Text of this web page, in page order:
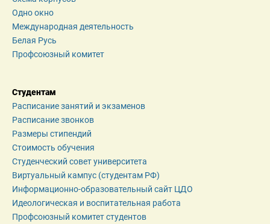
Одно окно
Международная деятельность
Белая Русь
Профсоюзный комитет
Студентам
Расписание занятий и экзаменов
Расписание звонков
Размеры стипендий
Стоимость обучения
Студенческий совет университета
Виртуальный кампус (студентам РФ)
Информационно-образовательный сайт ЦДО
Идеологическая и воспитательная работа
Профсоюзный комитет студентов